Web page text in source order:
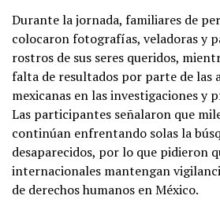
Durante la jornada, familiares de
colocaron fotografías, veladoras y
rostros de sus seres queridos,
falta de resultados por parte de las
mexicanas en las investigaciones y
Las participantes señalaron que
continúan enfrentando solas la
desaparecidos, por lo que pidieron
internacionales mantengan
de derechos humanos en México.